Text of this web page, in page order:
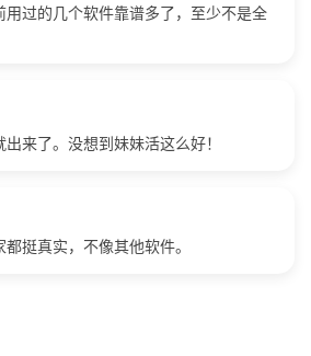
用过的几个软件靠谱多了，至少不是全
来了。没想到妹妹活这么好！
挺真实，不像其他软件。